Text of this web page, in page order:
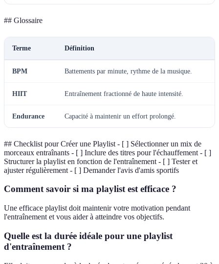
## Glossaire
Terme Définition
BPM Battements par minute, rythme de la musique.
HIIT Entraînement fractionné de haute intensité.
Endurance Capacité à maintenir un effort prolongé.
## Checklist pour Créer une Playlist - [ ] Sélectionner un mix de
morceaux entraînants - [ ] Inclure des titres pour l'échauffement - [ ]
Structurer la playlist en fonction de l'entraînement - [ ] Tester et
ajuster régulièrement - [ ] Demander l'avis d'amis sportifs
Comment savoir si ma playlist est efficace ?
Une efficace playlist doit maintenir votre motivation pendant
l'entraînement et vous aider à atteindre vos objectifs.
Quelle est la durée idéale pour une playlist
d'entraînement ?